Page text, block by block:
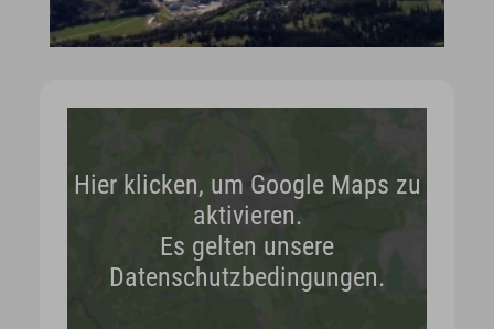
Hier klicken, um Google Maps zu
aktivieren.
Es gelten unsere
Datenschutzbedingungen.